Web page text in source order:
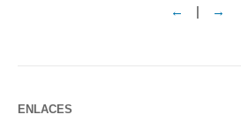
← | →
ENLACES